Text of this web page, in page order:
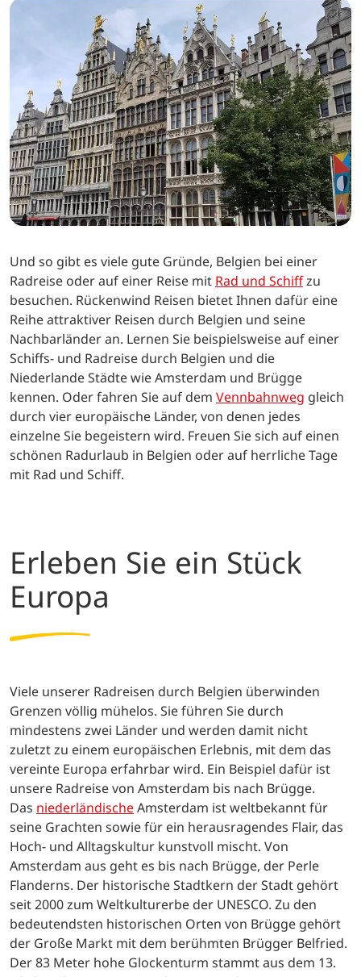
Und so gibt es viele gute Gründe, Belgien bei einer
Radreise oder auf einer Reise mit Rad und Schiffzu
besuchen. Rückenwind Reisen bietet Ihnen dafür eine
Reihe attraktiver Reisen durch Belgien und seine
Nachbarländer an. Lernen Sie beispielsweise auf einer
Schiffs- und Radreise durch Belgien und die
Niederlande Städte wie Amsterdam und Brügge
kennen. Oder fahren Sie auf dem Vennbahnweg gleich
durch vier europäische Länder, von denen jedes
einzelne Sie begeistern wird. Freuen Sie sich auf einen
schönen Radurlaub in Belgien oder auf herrliche Tage
mit Rad und Schiff.
Erleben Sie ein Stück
Europa
Viele unserer Radreisen durch Belgien überwinden
Grenzen völlig mühelos. Sie führen Sie durch
mindestens zwei Länder und werden damit nicht
zuletzt zu einem europäischen Erlebnis, mit dem das
vereinte Europa erfahrbar wird. Ein Beispiel dafür ist
unsere Radreise von Amsterdam bis nach Brügge.
Das niederländischeAmsterdam ist weltbekannt für
seine Grachten sowie für ein herausragendes Flair, das
Hoch- und Alltagskultur kunstvoll mischt. Von
Amsterdam aus geht es bis nach Brügge, der Perle
Flanderns. Der historische Stadtkern der Stadt gehört
seit 2000 zum Weltkulturerbe der UNESCO. Zu den
bedeutendsten historischen Orten von Brügge gehört
der Große Markt mit dem berühmten Brügger Belfried.
Der 83 Meter hohe Glockenturm stammt aus dem 13.